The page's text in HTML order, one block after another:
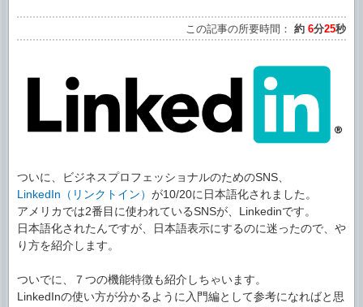
この記事の所要時間： 約 6分25秒
ついに、ビジネスプロフェッショナルのためのSNS、
LinkedIn（リンクトイン） が10/20に日本語化されました。
アメリカでは2番目に使われているSNSが、Linkedinです。
日本語化されたんですが、日本語表示にするのに迷ったので、や
り方を紹介します。
ついでに、７つの機能特徴も紹介しちゃいます。
LinkedInの使い方が分かるように入門編として参考になればと思